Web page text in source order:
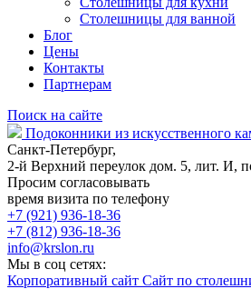
Столешницы для ванной
Блог
Цены
Контакты
Партнерам
Поиск на сайте
Подоконники из искусственного
Санкт-Петербург,
2-й Верхний переулок дом. 5, лит. И,
Просим согласовывать
время визита по телефону
+7 (921) 936-18-36
+7 (812) 936-18-36
info@krslon.ru
Мы в соц сетях:
Корпоративный сайт Сайт по